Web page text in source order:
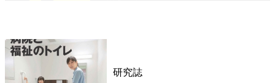
研究誌